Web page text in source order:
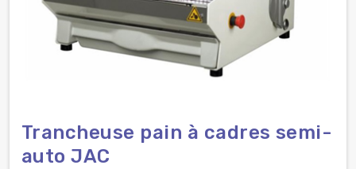
Trancheuse pain à cadres semi-
auto JAC